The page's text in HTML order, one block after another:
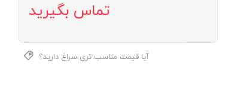
تماس بگیرید
آیا قیمت مناسب تری سراغ دارید؟